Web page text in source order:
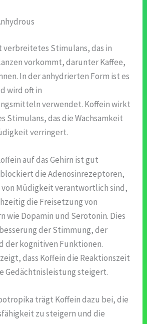
verbreitetes Stimulans, das in
vorkommt, darunter Kaffee,
In der anhydrierten Form ist es
wird oft in
verwendet. Koffein wirkt
Stimulans, das die Wachsamkeit
verringert.
auf das Gehirn ist gut
die Adenosinrezeptoren,
von Müdigkeit verantwortlich sind,
die Freisetzung von
wie Dopamin und Serotonin. Dies
der Stimmung, der
der kognitiven Funktionen.
dass Koffein die Reaktionszeit
Gedächtnisleistung steigert.
trägt Koffein dazu bei, die
zu steigern und die